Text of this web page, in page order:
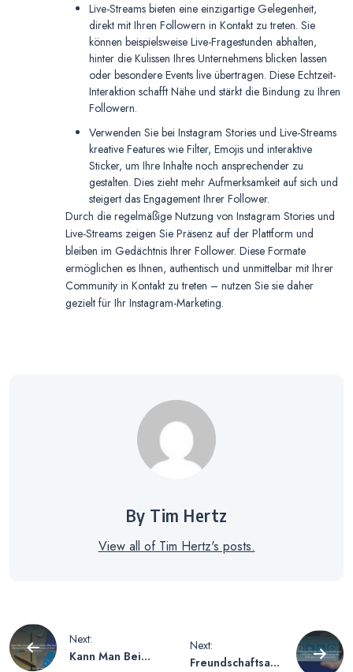
Live-Streams bieten eine einzigartige Gelegenheit,
direkt mit Ihren Followern in Kontakt zu treten. Sie
können beispielsweise Live-Fragestunden abhalten,
hinter die Kulissen Ihres Unternehmens blicken lassen
oder besondere Events live übertragen. Diese Echtzeit-
Interaktion schafft Nähe und stärkt die Bindung zu Ihren
Followern.
Verwenden Sie bei Instagram Stories und Live-Streams
kreative Features wie Filter, Emojis und interaktive
Sticker, um Ihre Inhalte noch ansprechender zu
gestalten. Dies zieht mehr Aufmerksamkeit auf sich und
steigert das Engagement Ihrer Follower.
Durch die regelmäßige Nutzung von Instagram Stories und
Live-Streams zeigen Sie Präsenz auf der Plattform und
bleiben im Gedächtnis Ihrer Follower. Diese Formate
ermöglichen es Ihnen, authentisch und unmittelbar mit Ihrer
Community in Kontakt zu treten – nutzen Sie sie daher
gezielt für Ihr Instagram-Marketing.
By Tim Hertz
View all of Tim Hertz's posts.
Beitragsnavigation
Next:
Kann Man Bei
Next:
Freundschaftsanf